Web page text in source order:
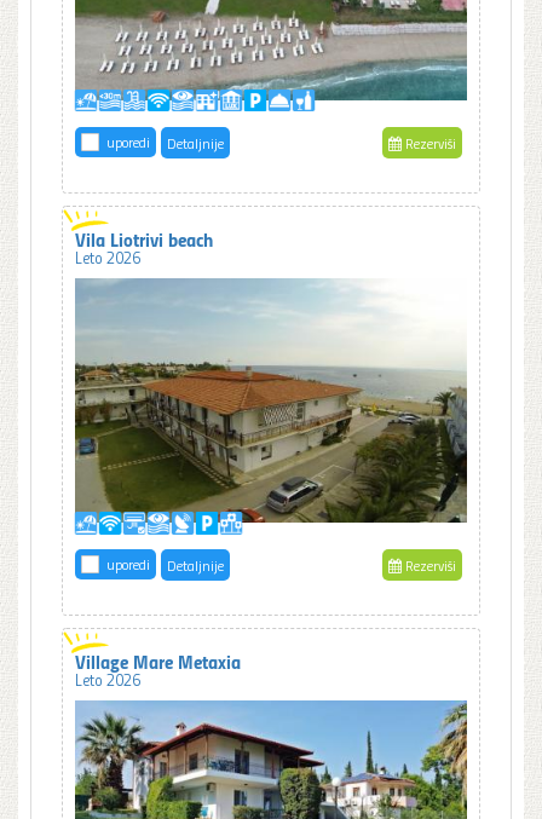
uporedi Detaljnije Rezerviši
Vila Liotrivi beach
Leto 2026
uporedi Detaljnije Rezerviši
Village Mare Metaxia
Leto 2026